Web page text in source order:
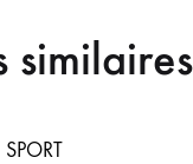
similaires